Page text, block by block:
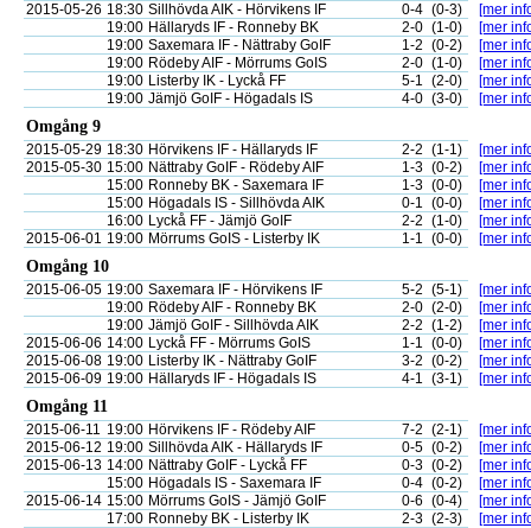
2015-05-26 18:30 Sillhövda AIK - Hörvikens IF 0-4 (0-3)
[mer
19:00 Hällaryds IF - Ronneby BK 2-0 (1-0)
[mer
19:00 Saxemara IF - Nättraby GoIF 1-2 (0-2)
[mer
19:00 Rödeby AIF - Mörrums GoIS 2-0 (1-0)
[mer
19:00 Listerby IK - Lyckå FF 5-1 (2-0)
[mer
19:00 Jämjö GoIF - Högadals IS 4-0 (3-0) [mer
Omgång 9
2015-05-29 18:30 Hörvikens IF - Hällaryds IF 2-2 (1-1)
[mer
2015-05-30 15:00 Nättraby GoIF - Rödeby AIF 1-3 (0-2)
[mer
15:00 Ronneby BK - Saxemara IF 1-3 (0-0)
[mer
15:00 Högadals IS - Sillhövda AIK 0-1 (0-0)
[mer
16:00 Lyckå FF - Jämjö GoIF 2-2 (1-0)
[mer
2015-06-01 19:00 Mörrums GoIS - Listerby IK 1-1 (0-0) [mer
Omgång 10
2015-06-05 19:00 Saxemara IF - Hörvikens IF 5-2 (5-1)
[mer
19:00 Rödeby AIF - Ronneby BK 2-0 (2-0)
[mer
19:00 Jämjö GoIF - Sillhövda AIK 2-2 (1-2)
[mer
2015-06-06 14:00 Lyckå FF - Mörrums GoIS 1-1 (0-0)
[mer
2015-06-08 19:00 Listerby IK - Nättraby GoIF 3-2 (0-2)
[mer
2015-06-09 19:00 Hällaryds IF - Högadals IS 4-1 (3-1) [mer
Omgång 11
2015-06-11 19:00 Hörvikens IF - Rödeby AIF 7-2 (2-1)
[mer
2015-06-12 19:00 Sillhövda AIK - Hällaryds IF 0-5 (0-2)
[mer
2015-06-13 14:00 Nättraby GoIF - Lyckå FF 0-3 (0-2)
[mer
15:00 Högadals IS - Saxemara IF 0-4 (0-2)
[mer
2015-06-14 15:00 Mörrums GoIS - Jämjö GoIF 0-6 (0-4)
[mer
17:00 Ronneby BK - Listerby IK 2-3 (2-3) [mer